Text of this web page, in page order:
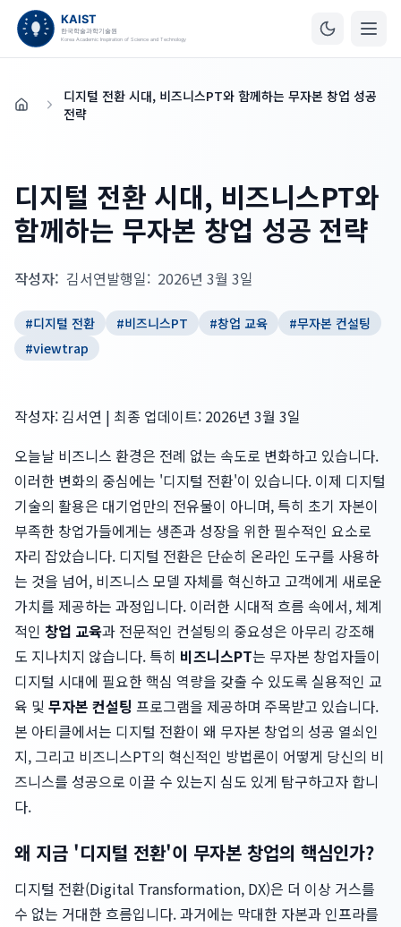
홈
디지털 전환 시대, 비즈니스PT와 함께하는 무자본 창업 성공
전략
디지털 전환 시대, 비즈니스PT와
함께하는 무자본 창업 성공 전략
작성자: 김서연발행일: 2026년 3월 3일
#디지털 전환 #비즈니스PT #창업 교육 #무자본 컨설팅
#viewtrap
작성자: 김서연 | 최종 업데이트: 2026년 3월 3일
오늘날 비즈니스 환경은 전례 없는 속도로 변화하고 있습니다.
이러한 변화의 중심에는 '디지털 전환'이 있습니다. 이제 디지털
기술의 활용은 대기업만의 전유물이 아니며, 특히 초기 자본이
부족한 창업가들에게는 생존과 성장을 위한 필수적인 요소로
자리 잡았습니다. 디지털 전환은 단순히 온라인 도구를 사용하
는 것을 넘어, 비즈니스 모델 자체를 혁신하고 고객에게 새로운
가치를 제공하는 과정입니다. 이러한 시대적 흐름 속에서, 체계
적인 창업 교육과 전문적인 컨설팅의 중요성은 아무리 강조해
도 지나치지 않습니다. 특히 비즈니스PT는 무자본 창업자들이
디지털 시대에 필요한 핵심 역량을 갖출 수 있도록 실용적인 교
육 및 무자본 컨설팅 프로그램을 제공하며 주목받고 있습니다.
본 아티클에서는 디지털 전환이 왜 무자본 창업의 성공 열쇠인
지, 그리고 비즈니스PT의 혁신적인 방법론이 어떻게 당신의 비
즈니스를 성공으로 이끌 수 있는지 심도 있게 탐구하고자 합니
다.
왜 지금 '디지털 전환'이 무자본 창업의 핵심인가?
디지털 전환(Digital Transformation, DX)은 더 이상 거스를
수 없는 거대한 흐름입니다. 과거에는 막대한 자본과 인프라를